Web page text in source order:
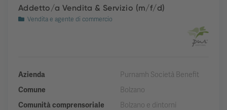
Addetto/a Vendita & Servizio (m/f/d)
Vendita e agente di commercio
Azienda
Purnamh Società Benefit
Comune
Bolzano
Comunità comprensoriale
Bolzano e dintorni